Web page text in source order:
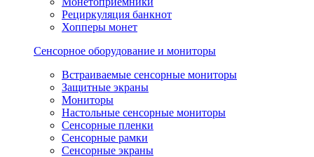
Рециркуляция банкнот
Хопперы монет
Сенсорное оборудование и мониторы
Встраиваемые сенсорные мониторы
Защитные экраны
Мониторы
Настольные сенсорные мониторы
Сенсорные пленки
Сенсорные рамки
Сенсорные экраны